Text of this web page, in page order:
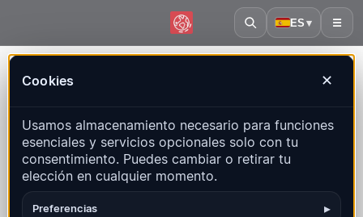
ES ▾ ☰
Cookies ✕
Usamos almacenamiento necesario para funciones
esenciales y servicios opcionales solo con tu
consentimiento. Puedes cambiar o retirar tu
elección en cualquier momento.
Preferencias ▸
QuakeMap24
Mapa en vivo, estadísticas y eventos recientes
Abrir mapa histórico Últimos en este país